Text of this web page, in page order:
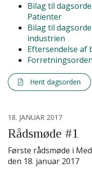
Bilag til
Patienter
Bilag til
industrien
Eftersendelse af
Forretningsorden
Hent dagsorden
18. JANUAR 2017
Rådsmøde #1
Første rådsmøde i
den 18. januar 2017